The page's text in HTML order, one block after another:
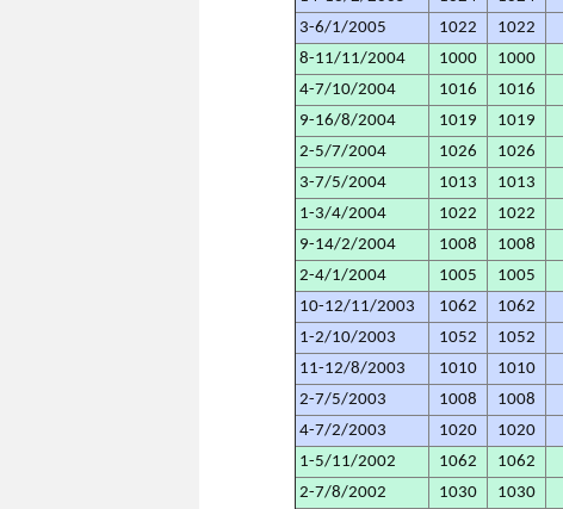
3-6/1/2005
1022 1022
8-11/11/2004
1000 1000
4-7/10/2004
1016 1016
9-16/8/2004
1019 1019
2-5/7/2004
1026 1026
3-7/5/2004
1013 1013
1-3/4/2004
1022 1022
9-14/2/2004
1008 1008
2-4/1/2004
1005 1005
10-12/11/2003
1062 1062
1-2/10/2003
1052 1052
11-12/8/2003
1010 1010
2-7/5/2003
1008 1008
4-7/2/2003
1020 1020
1-5/11/2002
1062 1062
2-7/8/2002
1030 1030